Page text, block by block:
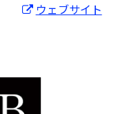
ウェブサイト